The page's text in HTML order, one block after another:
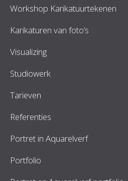
Workshop Karikatuurtekenen
Karikaturen van foto’s
Visualizing
Studiowerk
Tarieven
Referenties
Portret in Aquarelverf
Portfolio